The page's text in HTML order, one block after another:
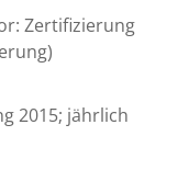
Zertifizierung
2015; jährlich